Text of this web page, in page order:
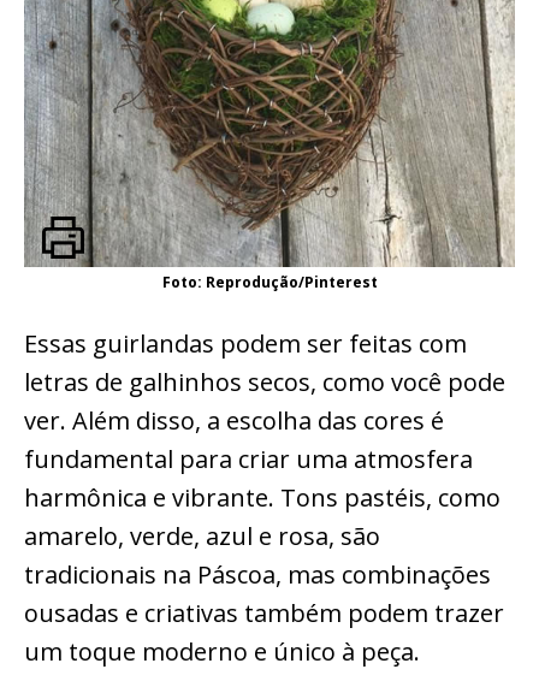
Foto: Reprodução/Pinterest
Essas guirlandas podem ser feitas com
letras de galhinhos secos, como você pode
ver. Além disso, a escolha das cores é
fundamental para criar uma atmosfera
harmônica e vibrante. Tons pastéis, como
amarelo, verde, azul e rosa, são
tradicionais na Páscoa, mas combinações
ousadas e criativas também podem trazer
um toque moderno e único à peça.